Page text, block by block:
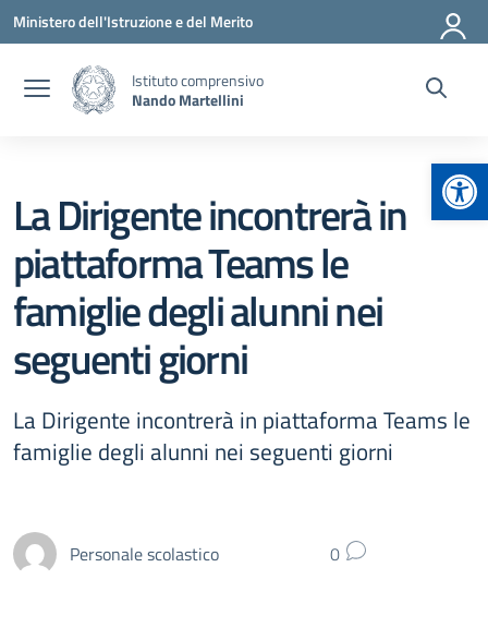
Vai ai contenuti
Vai al menu di navigazione
Vai al footer
Ministero dell'Istruzione e del Merito
Istituto comprensivo
Nando Martellini
La Dirigente incontrerà in
piattaforma Teams le
famiglie degli alunni nei
seguenti giorni
La Dirigente incontrerà in piattaforma Teams le
famiglie degli alunni nei seguenti giorni
Personale scolastico 0